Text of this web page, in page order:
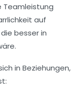
Teamleistung
auf
besser in
in Beziehungen,